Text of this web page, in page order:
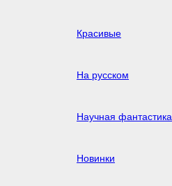
Красивые
На русском
Научная фантастика
Новинки